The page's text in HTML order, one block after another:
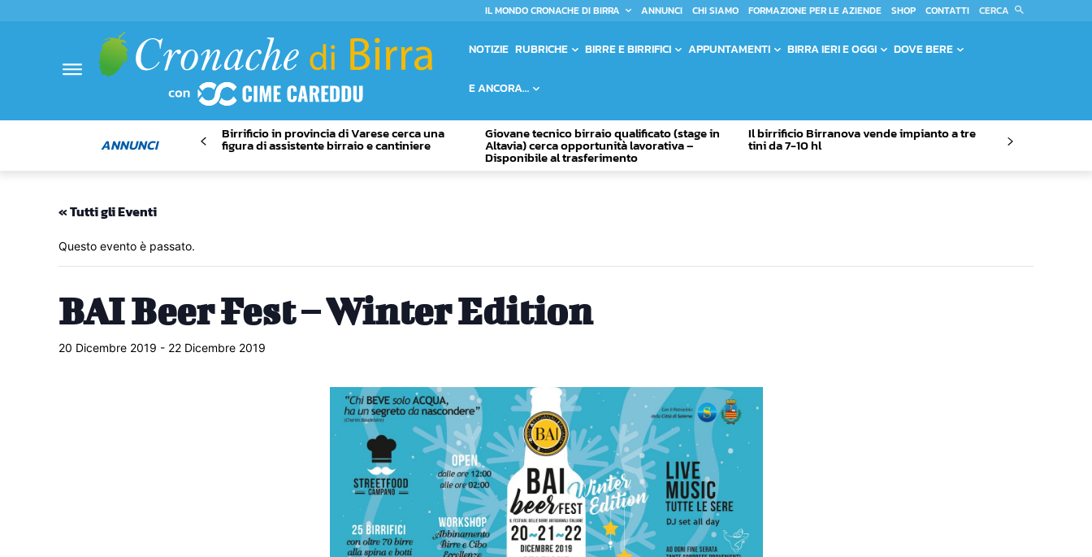
IL MONDO CRONACHE DI BIRRA ANNUNCI CHI SIAMO FORMAZIONE PER LE AZIENDE SHOP CONTATTI CERCA
NOTIZIE RUBRICHE BIRRE E BIRRIFICI APPUNTAMENTI BIRRA IERI E OGGI DOVE BERE
E ANCORA…
ANNUNCI
Birrificio in provincia di Varese cerca una
figura di assistente birraio e cantiniere
Giovane tecnico birraio qualificato (stage in
Altavia) cerca opportunità lavorativa –
Disponibile al trasferimento
Il birrificio Birranova vende impianto a tre
tini da 7-10 hl
« Tutti gli Eventi
Questo evento è passato.
BAI Beer Fest – Winter Edition
20 Dicembre 2019 - 22 Dicembre 2019